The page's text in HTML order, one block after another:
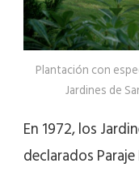
Plantación con
Jardines de
En 1972, los
declarados